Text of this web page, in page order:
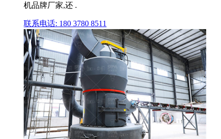
机品牌厂家,还 .
联系电话: 180 3780 8511